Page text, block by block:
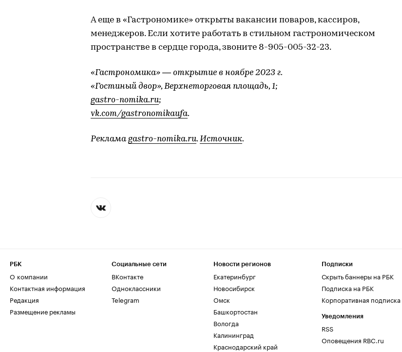
А еще в «Гастрономике» открыты вакансии поваров, кассиров,
менеджеров. Если хотите работать в стильном гастрономическом
пространстве в сердце города, звоните 8-905-005-32-23.
«Гастрономика» — открытие в ноябре 2023 г.
«Гостиный двор», Верхнеторговая площадь, 1;
gastro-nomika.ru;
vk.com/gastronomikaufa.
Реклама gastro-nomika.ru​​​​​​​. Источник.
РБК
О компании
Контактная информация
Редакция
Размещение рекламы
Социальные сети
ВКонтакте
Одноклассники
Telegram
Новости регионов
Екатеринбург
Новосибирск
Омск
Башкортостан
Вологда
Калининград
Краснодарский край
Подписки
Скрыть баннеры на РБК
Подписка на РБК
Корпоративная подписка
Уведомления
RSS
Оповещения RBC.ru